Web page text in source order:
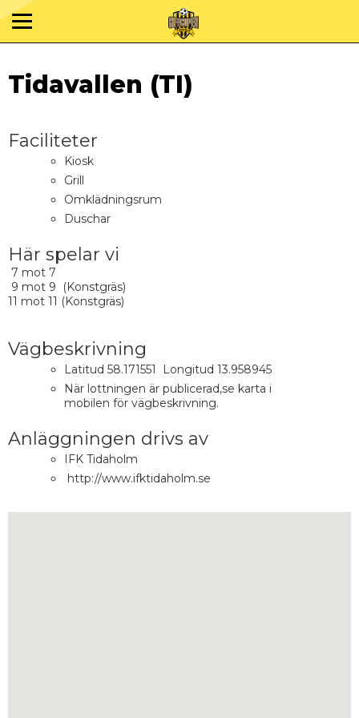
Tidavallen (TI)
Faciliteter
Kiosk
Grill
Omklädningsrum
Duschar
Här spelar vi
7 mot 7
9 mot 9 (Konstgräs)
11 mot 11 (Konstgräs)
Vägbeskrivning
Latitud 58.171551 Longitud 13.958945
När lottningen är publicerad,se karta i
mobilen för vägbeskrivning.
Anläggningen drivs av
IFK Tidaholm
http://www.ifktidaholm.se